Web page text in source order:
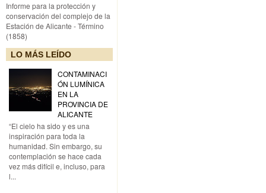
Informe para la protección y
conservación del complejo de la
Estación de Alicante - Término
(1858)
LO MÁS LEÍDO
CONTAMINACI
ÓN LUMÍNICA
EN LA
PROVINCIA DE
ALICANTE
“El cielo ha sido y es una
inspiración para toda la
humanidad. Sin embargo, su
contemplación se hace cada
vez más difícil e, incluso, para
l...